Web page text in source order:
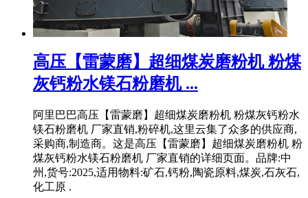
高压【雷蒙磨】超细煤炭磨粉机 粉煤
灰钙粉水镁石粉磨机 ...
阿里巴巴高压【雷蒙磨】超细煤炭磨粉机 粉煤灰钙粉水
镁石粉磨机 厂家直销,粉碎机,这里云集了众多的供应商,
采购商,制造商。这是高压【雷蒙磨】超细煤炭磨粉机 粉
煤灰钙粉水镁石粉磨机 厂家直销的详细页面。品牌:中
州,货号:2025,适用物料:矿石,钙粉,陶瓷原料,煤炭,石灰石,
化工原 .